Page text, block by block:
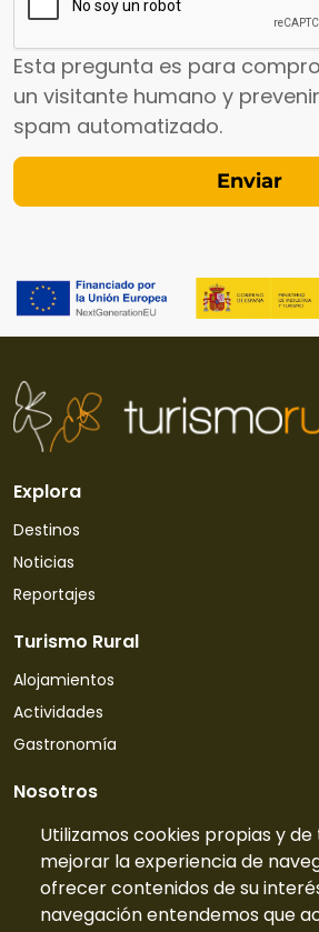
Esta pregunta es para
un visitante humano y
spam automatizado.
Utilizamos cookies propias y
mejorar la experiencia de
ofrecer contenidos de su
navegación entendemos que
Explora
Destinos
Noticias
Reportajes
Turismo Rural
Alojamientos
Actividades
Gastronomía
Nosotros
Quiénes somos
Contacto
Tarifas
Preguntas frecuentes